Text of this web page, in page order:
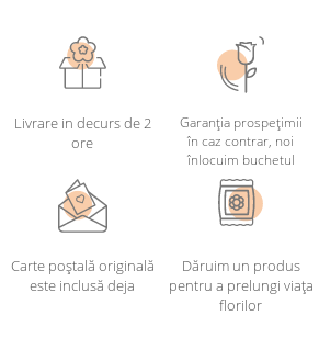
Livrare in decurs de 2
ore
Garanția prospețimii
în caz contrar, noi
înlocuim buchetul
Carte poștală originală
este inclusă deja
Dăruim un produs
pentru a prelungi viața
florilor